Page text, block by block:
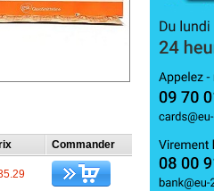
Commander